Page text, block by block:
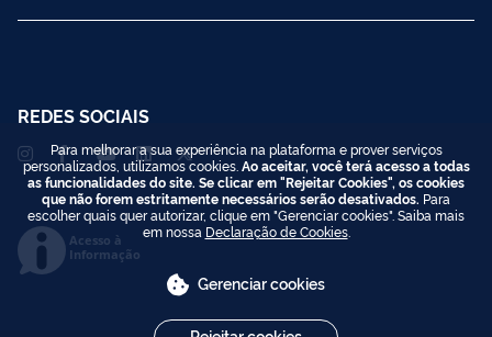
REDES SOCIAIS
Acesso à
Informação
Para melhorar a sua experiência na plataforma e prover serviços
personalizados, utilizamos cookies. Ao aceitar, você terá acesso a todas
as funcionalidades do site. Se clicar em "Rejeitar Cookies", os cookies
que não forem estritamente necessários serão desativados. Para
escolher quais quer autorizar, clique em "Gerenciar cookies". Saiba mais
em nossa Declaração de Cookies.
Gerenciar cookies